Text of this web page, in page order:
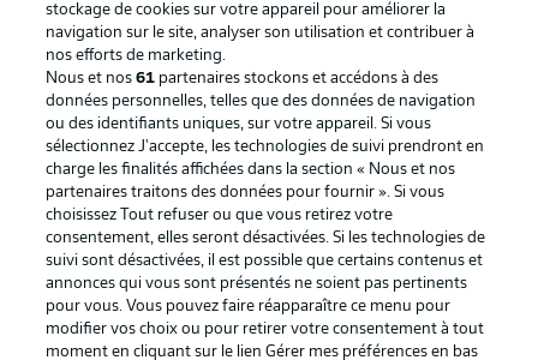
La publicité Conditions d’utilisation des
Mentions Légales Gérer mes préférences
Déclaration de
confidentialité
Diffuseurs
stockage de cookies sur votre appareil pour améliorer la
navigation sur le site, analyser son utilisation et contribuer à
nos efforts de marketing.
Nous et nos61 partenaires stockons et accédons à des
données personnelles, telles que des données de navigation
ou des identifiants uniques, sur votre appareil. Si vous
sélectionnez J'accepte, les technologies de suivi prendront en
charge les finalités affichées dans la section « Nous et nos
partenaires traitons des données pour fournir ». Si vous
choisissez Tout refuser ou que vous retirez votre
consentement, elles seront désactivées. Si les technologies de
suivi sont désactivées, il est possible que certains contenus et
annonces qui vous sont présentés ne soient pas pertinents
pour vous. Vous pouvez faire réapparaître ce menu pour
modifier vos choix ou pour retirer votre consentement à tout
moment en cliquant sur le lien Gérer mes préférences en bas